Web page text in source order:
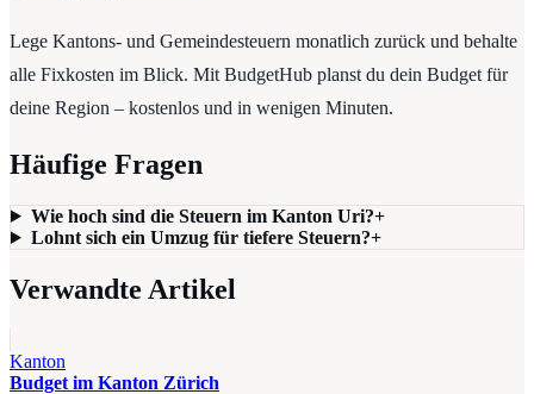
Lege Kantons- und Gemeindesteuern monatlich zurück und behalte
alle Fixkosten im Blick. Mit BudgetHub planst du dein Budget für
deine Region – kostenlos und in wenigen Minuten.
Häufige Fragen
Wie hoch sind die Steuern im Kanton Uri?+
Lohnt sich ein Umzug für tiefere Steuern?+
Verwandte Artikel
Kanton
Budget im Kanton Zürich